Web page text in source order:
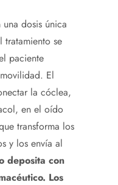
dosis única
se
paciente
El
la cóclea,
en el oído
transforma los
y los envía al
deposita con
Los